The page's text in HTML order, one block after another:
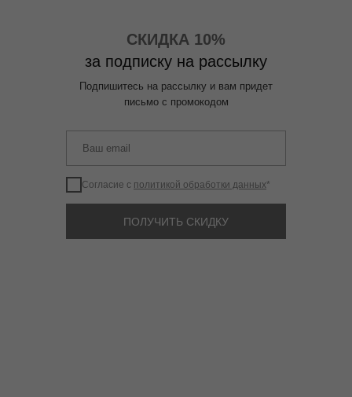
СКИДКА 10%
за подписку на рассылку
Подпишитесь на рассылку и вам придет
письмо с промокодом
Согласие с политикой обработки данных*
ПОЛУЧИТЬ СКИДКУ